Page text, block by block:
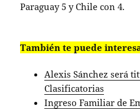
Paraguay 5 y Chile con 4.
También te puede
Alexis Sánchez será
Clasificatorias
Ingreso Familiar de